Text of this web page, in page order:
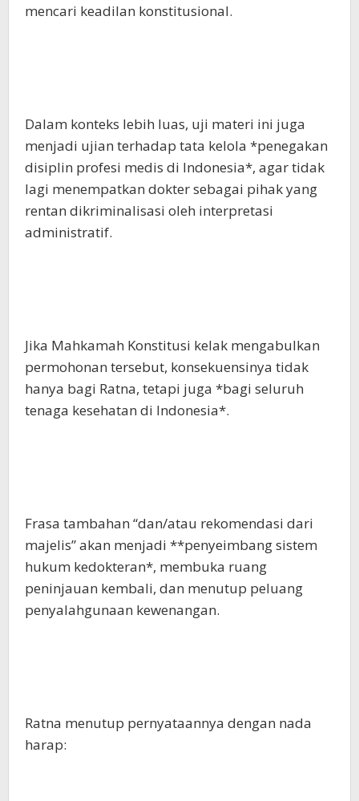
mencari keadilan konstitusional.
Dalam konteks lebih luas, uji materi ini juga
menjadi ujian terhadap tata kelola *penegakan
disiplin profesi medis di Indonesia*, agar tidak
lagi menempatkan dokter sebagai pihak yang
rentan dikriminalisasi oleh interpretasi
administratif.
Jika Mahkamah Konstitusi kelak mengabulkan
permohonan tersebut, konsekuensinya tidak
hanya bagi Ratna, tetapi juga *bagi seluruh
tenaga kesehatan di Indonesia*.
Frasa tambahan “dan/atau rekomendasi dari
majelis” akan menjadi **penyeimbang sistem
hukum kedokteran*, membuka ruang
peninjauan kembali, dan menutup peluang
penyalahgunaan kewenangan.
Ratna menutup pernyataannya dengan nada
harap: